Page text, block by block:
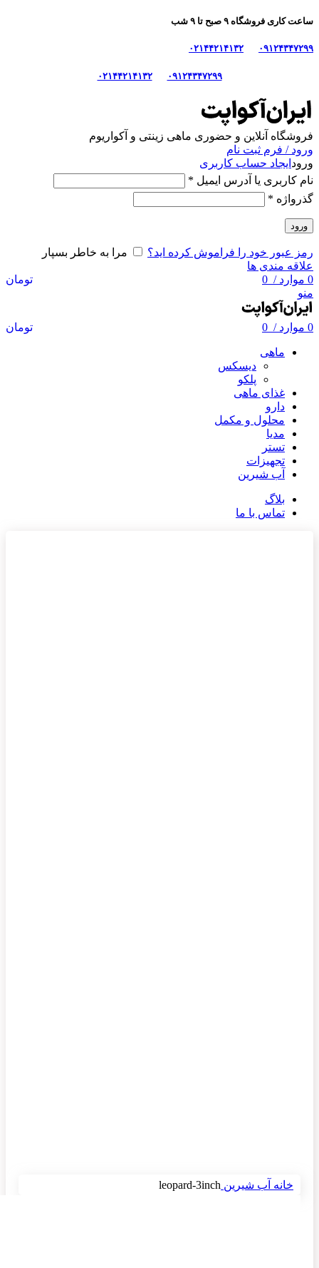
ساعت کاری فروشگاه ۹ صبح تا ۹ شب
۰۹۱۲۴۳۴۷۲۹۹ ۰۲۱۴۴۲۱۴۱۳۲
۰۹۱۲۴۳۴۷۲۹۹ ۰۲۱۴۴۲۱۴۱۳۲
فروشگاه آنلاین و حضوری ماهی‌ زینتی و آکواریوم
ورود / فرم ثبت نام
ورود ایجاد حساب کاربری
نام کاربری یا آدرس ایمیل *
گذرواژه *
ورود
رمز عبور خود را فراموش کرده اید؟
مرا به خاطر بسپار
علاقه مندی ها
0 موارد / تومان
منو
0 موارد / تومان
ماهی
دیسکس
پلکو
غذای ماهی
دارو
محلول و مکمل
مدیا
تستر
تجهیزات
آب شیرین
بلاگ
تماس با ما
خانه آب شیرین leopard-3inch